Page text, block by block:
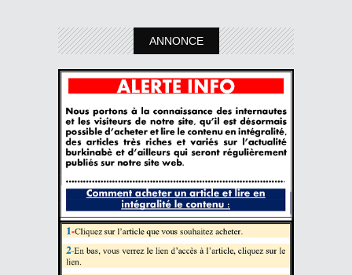
ANNONCE